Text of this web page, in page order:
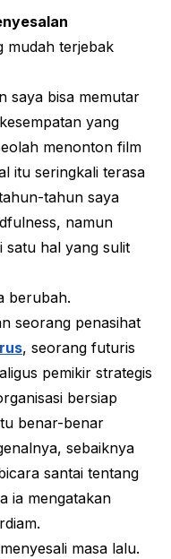
mudah terjebak
saya bisa memutar
yang
menonton film
itu seringkali terasa
tahun saya
, namun
satu hal yang sulit
berubah.
seorang penasihat
, seorang futuris
pemikir strategis
bersiap
benar-benar
sebaiknya
santai tentang
ia mengatakan
masa lalu.